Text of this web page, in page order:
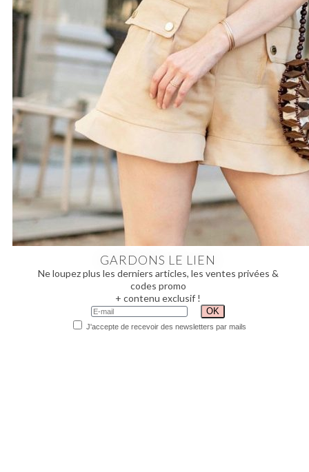
GARDONS LE LIEN
Ne loupez plus les derniers articles, les ventes privées &
codes promo
+ contenu exclusif !
J'accepte de recevoir des newsletters par mails